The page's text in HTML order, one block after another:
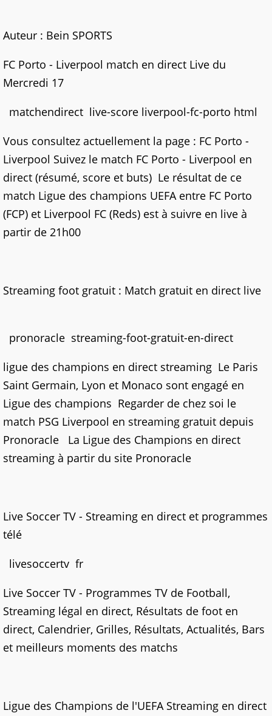
Auteur : Bein SPORTS
FC Porto - Liverpool match en direct Live du
Mercredi 17
matchendirect live-score liverpool-fc-porto html
Vous consultez actuellement la page : FC Porto -
Liverpool Suivez le match FC Porto - Liverpool en
direct (résumé, score et buts) Le résultat de ce
match Ligue des champions UEFA entre FC Porto
(FCP) et Liverpool FC (Reds) est à suivre en live à
partir de 21h00
Streaming foot gratuit : Match gratuit en direct live
pronoracle streaming-foot-gratuit-en-direct
ligue des champions en direct streaming Le Paris
Saint Germain, Lyon et Monaco sont engagé en
Ligue des champions Regarder de chez soi le
match PSG Liverpool en streaming gratuit depuis
Pronoracle La Ligue des Champions en direct
streaming à partir du site Pronoracle
Live Soccer TV - Streaming en direct et programmes
télé
livesoccertv fr
Live Soccer TV - Programmes TV de Football,
Streaming légal en direct, Résultats de foot en
direct, Calendrier, Grilles, Résultats, Actualités, Bars
et meilleurs moments des matchs
Ligue des Champions de l'UEFA Streaming en direct